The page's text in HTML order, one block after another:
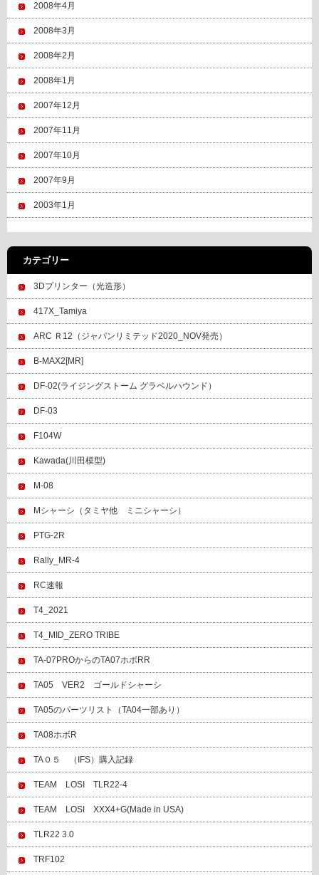
2008年4月
2008年3月
2008年2月
2008年1月
2007年12月
2007年11月
2007年10月
2007年9月
2003年1月
カテゴリー
3Dプリンター（光造形）
417X_Tamiya
ARC Ｒ12（ジャパンリミテッド2020_NOV発売）
B-MAX2[MR]
DF-02(ライジングストーム グラベルハウンド）
DF-03
F104W
Kawada(川田模型)
M-08
Mシャーシ（タミヤ他 ミニシャーシ）
PTG-2R
Rally_MR-4
RC速報
T4_2021
T4_MID_ZERO TRIBE
TA-07PROからのTA07ホボRR
TA05 VER2 ゴールドシャーシ
TA05のパーツリスト（TA04一部あり）
TA08ホボR
TA０５ （IFS）購入記録
TEAM LOSI TLR22-4
TEAM LOSI XXX4+G(Made in USA)
TLR22 3.0
TRF102